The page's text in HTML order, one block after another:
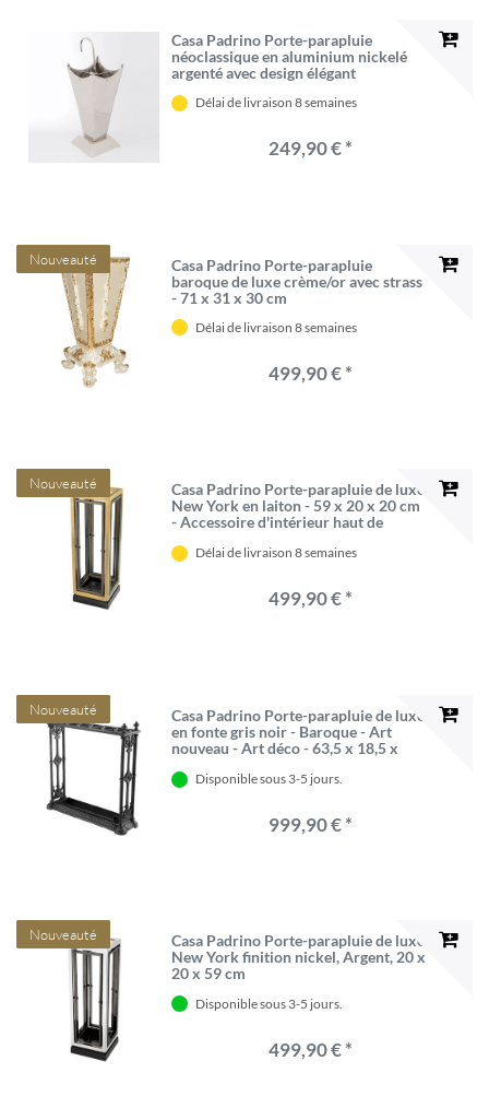
Casa Padrino Porte-parapluie
néoclassique en aluminium nickelé
argenté avec design élégant
Délai de livraison 8 semaines
249,90 € *
Nouveauté
Casa Padrino Porte-parapluie
baroque de luxe crème/or avec strass
- 71 x 31 x 30 cm
Délai de livraison 8 semaines
499,90 € *
Nouveauté
Casa Padrino Porte-parapluie de luxe
New York en laiton - 59 x 20 x 20 cm
- Accessoire d'intérieur haut de
Délai de livraison 8 semaines
499,90 € *
Nouveauté
Casa Padrino Porte-parapluie de luxe
en fonte gris noir - Baroque - Art
nouveau - Art déco - 63,5 x 18,5 x
Disponible sous 3-5 jours.
999,90 € *
Nouveauté
Casa Padrino Porte-parapluie de luxe
New York finition nickel, Argent, 20 x
20 x 59 cm
Disponible sous 3-5 jours.
499,90 € *